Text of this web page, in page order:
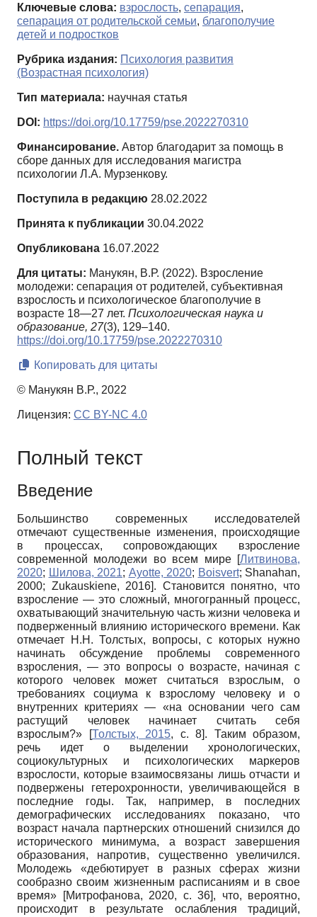
Ключевые слова: взрослость, сепарация,
сепарация от родительской семьи, благополучие
детей и подростков
Рубрика издания: Психология развития
(Возрастная психология)
Тип материала: научная статья
DOI: https://doi.org/10.17759/pse.2022270310
Финансирование. Автор благодарит за помощь в
сборе данных для исследования магистра
психологии Л.А. Мурзенкову.
Поступила в редакцию 28.02.2022
Принята к публикации 30.04.2022
Опубликована 16.07.2022
Для цитаты: Манукян, В.Р. (2022). Взросление
молодежи: сепарация от родителей, субъективная
взрослость и психологическое благополучие в
возрасте 18—27 лет. Психологическая наука и
образование, 27(3), 129–140.
https://doi.org/10.17759/pse.2022270310
Копировать для цитаты
© Манукян В.Р., 2022
Лицензия: CC BY-NC 4.0
Полный текст
Введение
Большинство современных исследователей
отмечают существенные изменения, происходящие
в процессах, сопровождающих взросление
современной молодежи во всем мире [Литвинова,
2020; Шилова, 2021; Ayotte, 2020; Boisvert; Shanahan,
2000; Zukauskiene, 2016]. Становится понятно, что
взросление — это сложный, многогранный процесс,
охватывающий значительную часть жизни человека и
подверженный влиянию исторического времени. Как
отмечает Н.Н. Толстых, вопросы, с которых нужно
начинать обсуждение проблемы современного
взросления, — это вопросы о возрасте, начиная с
которого человек может считаться взрослым, о
требованиях социума к взрослому человеку и о
внутренних критериях — «на основании чего сам
растущий человек начинает считать себя
взрослым?»
[Толстых, 2015, с. 8]. Таким образом,
речь идет о выделении хронологических,
социокультурных и психологических маркеров
взрослости, которые взаимосвязаны лишь отчасти и
подвержены гетерохронности, увеличивающейся в
последние годы. Так, например, в последних
демографических исследованиях показано, что
возраст начала партнерских отношений снизился до
исторического минимума, а возраст завершения
образования, напротив, существенно увеличился.
Молодежь «дебютирует в разных сферах жизни
сообразно своим жизненным расписаниям и в свое
время»
[Митрофанова, 2020, с. 36], что, вероятно,
происходит в результате ослабления традиций,